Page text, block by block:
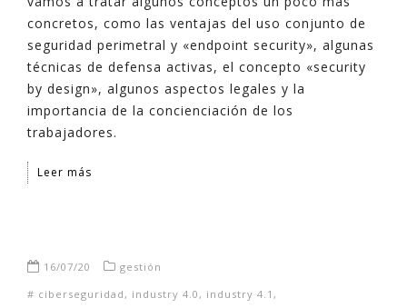
concretos, como las ventajas del uso conjunto de
seguridad perimetral y «endpoint security», algunas
técnicas de defensa activas, el concepto «security
by design», algunos aspectos legales y la
importancia de la concienciación de los
trabajadores.
Leer más
16/07/20
gestión
# ciberseguridad , industry 4.0 , industry 4.1 ,